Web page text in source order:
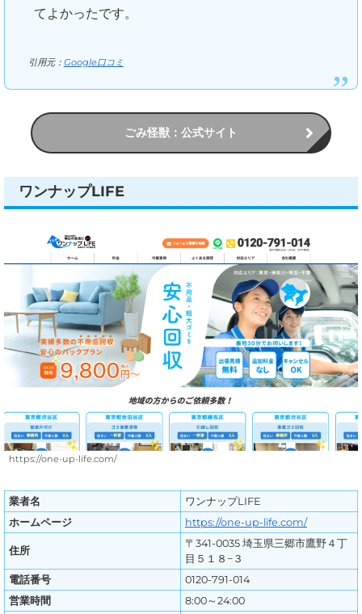
てよかったです。
引用元： Google口コミ
ごみ怪獣：公式サイト
ワンナップLIFE
https://one-up-life.com/
業者名
ワンナップLIFE
ホームページ
https://one-up-life.com/
住所
〒341-0035 埼玉県三郷市鷹野４丁
目５１８−３
電話番号
0120-791-014
営業時間
8:00～24:00